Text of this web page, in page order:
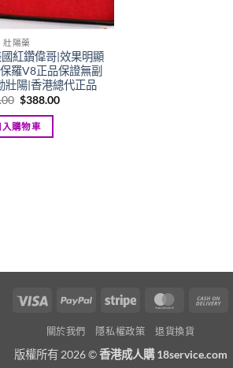
壯陽藥
紅鑽偉哥|效果明顯
羅V8正品保證無副
壯陽|香港總代正品
Original
was:
$480.00.
$388.00Current
入購物車
Visa PayPal Stripe MasterCard
關於我們 隱私權政策 退貨換貨
版權所有 2026 ©香港成人購 18service.com